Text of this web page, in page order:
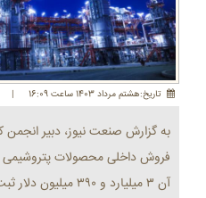
تاريخ:هشتم مرداد 1403 ساعت 16:09 |
به گزارش صنعت نیوز، دبیر انجمن
آن ۳ میلیارد و ۳۹۰ میلیون دلار ثبت شده است.